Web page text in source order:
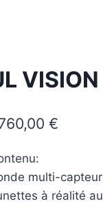
€
multi-
à réalité